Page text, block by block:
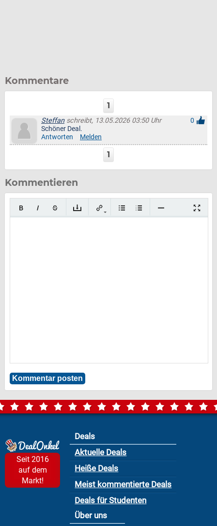
Kommentare
1
Steffanschreibt, 13.05.2026 03:50 Uhr
0
Schöner Deal.
Antworten
Melden
1
Kommentieren
Seit 2016
auf dem
Markt!
Deals
Aktuelle Deals
Heiße Deals
Meist kommentierte Deals
Deals für Studenten
Über uns